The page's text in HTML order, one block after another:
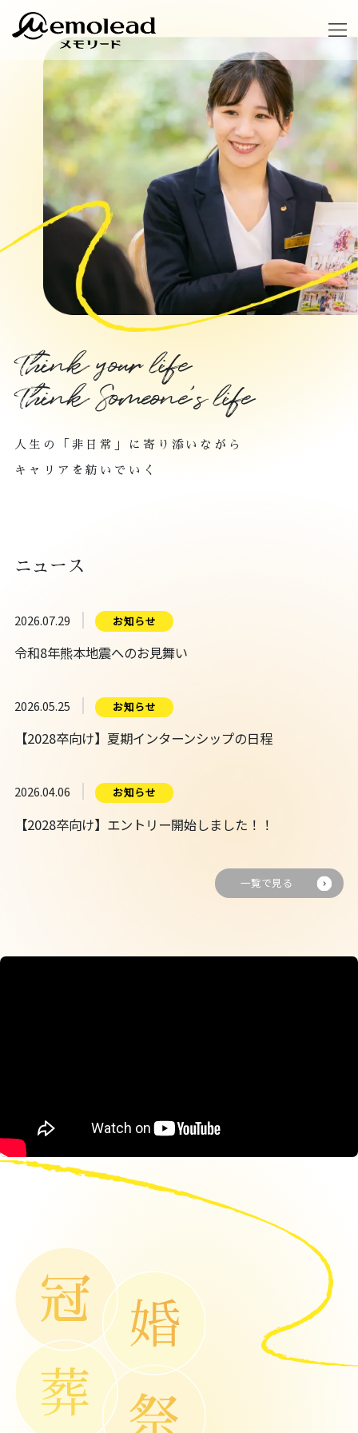
Think your life
Think Someone's life
人生の「非日常」に寄り添いながら
キャリアを紡いでいく
ニュース
2026.07.29 お知らせ
令和8年熊本地震へのお見舞い
2026.05.25 お知らせ
【2028卒向け】夏期インターンシップの日程
2026.04.06 お知らせ
【2028卒向け】エントリー開始しました！！
一覧で見る